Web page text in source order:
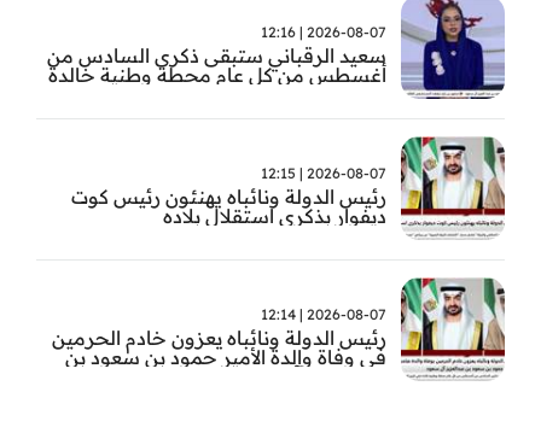
2026-08-07 | 12:16
سعيد الرقباني ستبقى ذكرى السادس من
أغسطس من كل عام محطة وطنية خالدة
الوالد المؤسس
2026-08-07 | 12:15
رئيس الدولة ونائباه يهنئون رئيس كوت
ديفوار بذكرى استقلال بلاده
2026-08-07 | 12:14
رئيس الدولة ونائباه يعزون خادم الحرمين
في وفاة والدة الأمير حمود بن سعود بن